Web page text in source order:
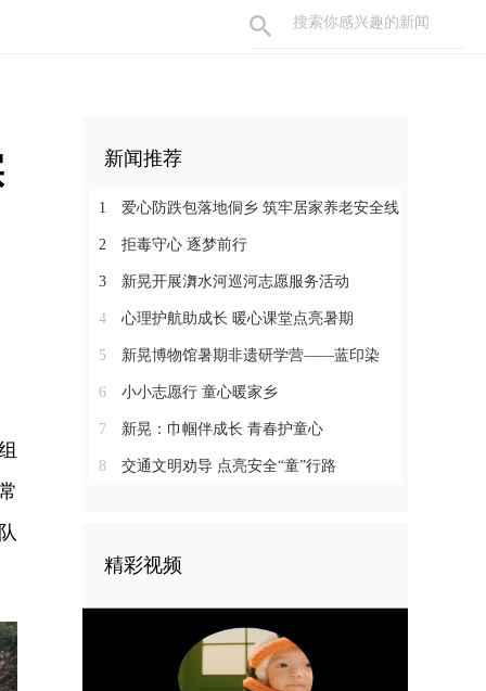
新闻推荐
1 爱心防跌包落地侗乡 筑牢居家养老安全线
2 拒毒守心 逐梦前行
3 新晃开展㵲水河巡河志愿服务活动
4 心理护航助成长 暖心课堂点亮暑期
5 新晃博物馆暑期非遗研学营——蓝印染
6 小小志愿行 童心暖家乡
7 新晃：巾帼伴成长 青春护童心
8 交通文明劝导 点亮安全“童”行路
精彩视频